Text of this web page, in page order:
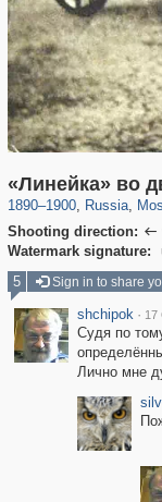
«Линейка» во
1890–1900, Russia,
319,864
Shooting direction: 
Watermark signature:
5 Sign in to share
shchipok · 17
Судя по
Лично мне